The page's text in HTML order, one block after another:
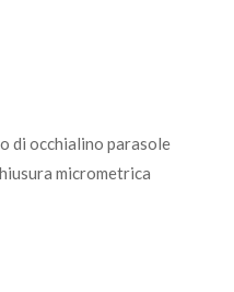
di occhialino parasole
micrometrica